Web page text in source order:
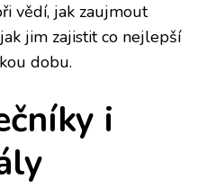
vědí, jak zaujmout
jim zajistit co nejlepší
dobu.
i